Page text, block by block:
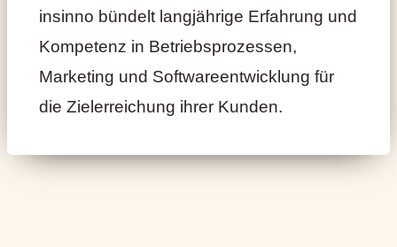
insinno bündelt langjährige Erfahrung und
Kompetenz in Betriebsprozessen,
Marketing und Softwareentwicklung für
die Zielerreichung ihrer Kunden.